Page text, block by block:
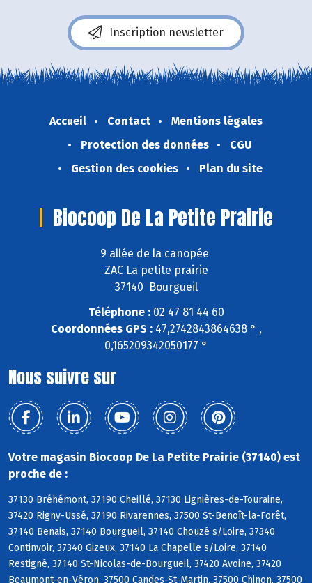
Inscription newsletter
Accueil Contact
Mentions légales
Protection des données
CGU
Gestion des cookies
Plan du site
Biocoop De La Petite Prairie
9 allée de la canopée
ZAC La petite prairie
37140 Bourgueil
Téléphone :02 47 81 44 60
Coordonnées GPS :47,2742843864638 ° ,
0,165209342050177 °
Nous suivre sur
Votre magasin Biocoop De La Petite Prairie (37140) est
proche de :
37130 Bréhémont, 37190 Cheillé, 37130 Lignières-de-Touraine,
37420 Rigny-Ussé, 37190 Rivarennes, 37500 St-Benoît-la-Forêt,
37140 Benais, 37140 Bourgueil, 37140 Chouzé s/Loire, 37340
Continvoir, 37340 Gizeux, 37140 La Chapelle s/Loire, 37140
Restigné, 37140 St-Nicolas-de-Bourgueil, 37420 Avoine, 37420
Beaumont-en-Véron, 37500 Candes-St-Martin, 37500 Chinon, 37500